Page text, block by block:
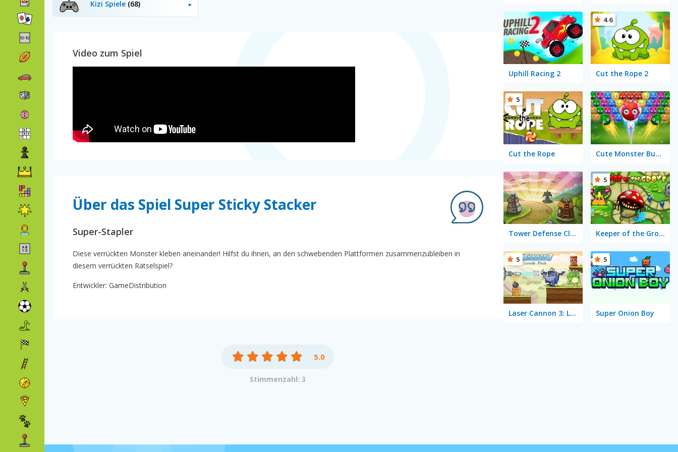
Kizi Spiele (68)
Video zum Spiel
Über das Spiel Super Sticky Stacker
Super-Stapler
Diese verrückten Monster kleben aneinander! Hilfst du ihnen, an den schwebenden Plattformen zusammenzubleiben in
diesem verrückten Rätselspiel?
Entwickler: GameDistribution
5.0
Stimmenzahl: 3
Uphill Racing 2 Cut the Rope 2
4.6
Cut the Rope
5
Cute Monster Bubble Shooter
Tower Defense Clash Keeper of the Grove
5
Laser Cannon 3: Levels Pack
5
Super Onion Boy
5